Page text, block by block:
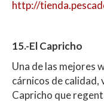
http://
15.-El Capricho
Una de las mejores
cárnicos de calidad,
Capricho que